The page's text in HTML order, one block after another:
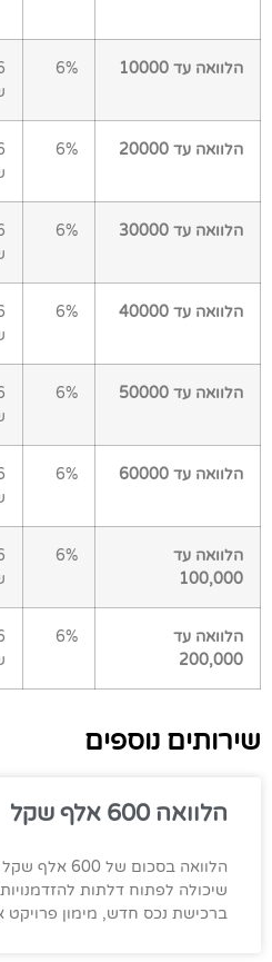
הלוואה עד 10000 6%
הלוואה עד 20000 6%
הלוואה עד 30000 6%
הלוואה עד 40000 6%
הלוואה עד 50000 6%
הלוואה עד 60000 6%
הלוואה עד
100,000
6%
הלוואה עד
200,000
6%
שירותים נוספים
הלוואה 600 אלף שקל
הלוואה בסכום
שיכולה לפתוח דלתות
ברכישת נכס חדש, מימון פרויקט